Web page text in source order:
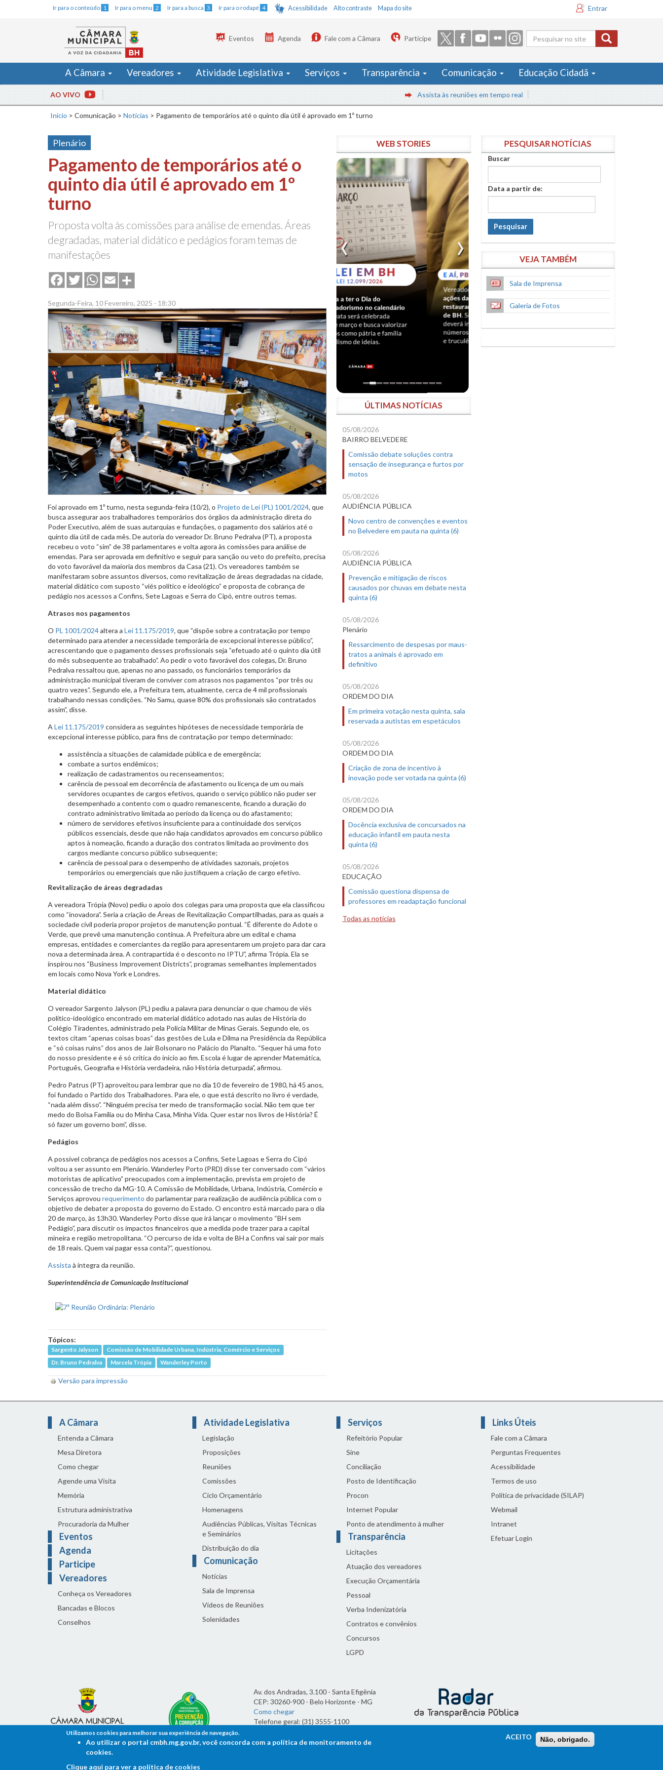
Ir para o conteúdo 1 Ir para o menu 2 Ir para a busca 3 Ir para o rodapé 4 Acessibilidade Alto contraste Mapa do site Entrar
Formulário
de busca
Eventos Agenda Fale com a Câmara Participe
A Câmara Vereadores Atividade Legislativa Serviços Transparência Comunicação Educação Cidadã
AO VIVO Assista às reuniões em tempo real
Início > Comunicação > Notícias > Pagamento de temporários até o quinto dia útil é aprovado em 1º turno
Plenário
Pagamento de temporários até o
quinto dia útil é aprovado em 1º
turno
Proposta volta às comissões para análise de emendas. Áreas
degradadas, material didático e pedágios foram temas de
manifestações
FacebookTwitterWhatsApp
Email
Segunda-Feira, 10 Fevereiro, 2025 - 18:30
Foi aprovado em 1º turno, nesta segunda-feira (10/2), o Projeto de Lei (PL) 1001/2024, que
busca assegurar aos trabalhadores temporários dos órgãos da administração direta do
Poder Executivo, além de suas autarquias e fundações, o pagamento dos salários até o
quinto dia útil de cada mês. De autoria do vereador Dr. Bruno Pedralva (PT), a proposta
recebeu o voto “sim” de 38 parlamentares e volta agora às comissões para análise de
emendas. Para ser aprovada em definitivo e seguir para sanção ou veto do prefeito, precisa
do voto favorável da maioria dos membros da Casa (21). Os vereadores também se
manifestaram sobre assuntos diversos, como revitalização de áreas degradadas na cidade,
material didático com suposto “viés político e ideológico” e proposta de cobrança de
pedágio nos acessos a Confins, Sete Lagoas e Serra do Cipó, entre outros temas.
Atrasos nos pagamentos
O PL 1001/2024altera a Lei 11.175/2019, que “dispõe sobre a contratação por tempo
determinado para atender a necessidade temporária de excepcional interesse público”,
acrescentando que o pagamento desses profissionais seja “efetuado até o quinto dia útil
do mês subsequente ao trabalhado”. Ao pedir o voto favorável dos colegas, Dr. Bruno
Pedralva ressaltou que, apenas no ano passado, os funcionários temporários da
administração municipal tiveram de conviver com atrasos nos pagamentos “por três ou
quatro vezes”. Segundo ele, a Prefeitura tem, atualmente, cerca de 4 mil profissionais
trabalhando nessas condições. “No Samu, quase 80% dos profissionais são contratados
assim”, disse.
A Lei 11.175/2019 considera as seguintes hipóteses de necessidade temporária de
excepcional interesse público, para fins de contratação por tempo determinado:
assistência a situações de calamidade pública e de emergência;
combate a surtos endêmicos;
realização de cadastramentos ou recenseamentos;
carência de pessoal em decorrência de afastamento ou licença de um ou mais
servidores ocupantes de cargos efetivos, quando o serviço público não puder ser
desempenhado a contento com o quadro remanescente, ficando a duração do
contrato administrativo limitada ao período da licença ou do afastamento;
número de servidores efetivos insuficiente para a continuidade dos serviços
públicos essenciais, desde que não haja candidatos aprovados em concurso público
aptos à nomeação, ficando a duração dos contratos limitada ao provimento dos
cargos mediante concurso público subsequente;
carência de pessoal para o desempenho de atividades sazonais, projetos
temporários ou emergenciais que não justifiquem a criação de cargo efetivo.
Revitalização de áreas degradadas
A vereadora Trópia (Novo) pediu o apoio dos colegas para uma proposta que ela classificou
como “inovadora”. Seria a criação de Áreas de Revitalização Compartilhadas, para as quais a
sociedade civil poderia propor projetos de manutenção pontual. “É diferente do Adote o
Verde, que prevê uma manutenção contínua. A Prefeitura abre um edital e chama
empresas, entidades e comerciantes da região para apresentarem um projeto para dar cara
nova a determinada área. A contrapartida é o desconto no IPTU”, afirma Trópia. Ela se
inspirou nos “Business Improvement Districts”, programas semelhantes implementados
em locais como Nova York e Londres.
Material didático
O vereador Sargento Jalyson (PL) pediu a palavra para denunciar o que chamou de viés
político-ideológico encontrado em material didático adotado nas aulas de História do
Colégio Tiradentes, administrado pela Polícia Militar de Minas Gerais. Segundo ele, os
textos citam “apenas coisas boas” das gestões de Lula e Dilma na Presidência da República
e “só coisas ruins” dos anos de Jair Bolsonaro no Palácio do Planalto. “Sequer há uma foto
do nosso presidente e é só crítica do início ao fim. Escola é lugar de aprender Matemática,
Português, Geografia e História verdadeira, não História deturpada”, afirmou.
Pedro Patrus (PT) aproveitou para lembrar que no dia 10 de fevereiro de 1980, há 45 anos,
foi fundado o Partido dos Trabalhadores. Para ele, o que está descrito no livro é verdade,
“nada além disso”. “Ninguém precisa ter medo de transformação social. Não tem que ter
medo do Bolsa Família ou do Minha Casa, Minha Vida. Quer estar nos livros de História? É
só fazer um governo bom”, disse.
Pedágios
A possível cobrança de pedágios nos acessos a Confins, Sete Lagoas e Serra do Cipó
voltou a ser assunto em Plenário. Wanderley Porto (PRD) disse ter conversado com “vários
motoristas de aplicativo” preocupados com a implementação, prevista em projeto de
concessão de trecho da MG-10. A Comissão de Mobilidade, Urbana, Indústria, Comércio e
Serviços aprovou requerimento do parlamentar para realização de audiência pública com o
objetivo de debater a proposta do governo do Estado. O encontro está marcado para o dia
20 de março, às 13h30. Wanderley Porto disse que irá lançar o movimento “BH sem
Pedágio”, para discutir os impactos financeiros que a medida pode trazer para a capital
mineira e região metropolitana. “O percurso de ida e volta de BH a Confins vai sair por mais
de 18 reais. Quem vai pagar essa conta?”, questionou.
Assista à íntegra da reunião.
Superintendência de Comunicação Institucional
Tópicos:
Sargento Jalyson
Comissão de Mobilidade Urbana, Indústria, Comércio e Serviços
Dr. Bruno Pedralva
Marcela Trópia Wanderley Porto
Versão para impressão
WEB STORIES
ÚLTIMAS NOTÍCIAS
05/08/2026
BAIRRO BELVEDERE
Comissão debate soluções contra
sensação de insegurança e furtos por
motos
05/08/2026
AUDIÊNCIA PÚBLICA
Novo centro de convenções e eventos
no Belvedere em pauta na quinta (6)
05/08/2026
AUDIÊNCIA PÚBLICA
Prevenção e mitigação de riscos
causados por chuvas em debate nesta
quinta (6)
05/08/2026
Plenário
Ressarcimento de despesas por maus-
tratos a animais é aprovado em
definitivo
05/08/2026
ORDEM DO DIA
Em primeira votação nesta quinta, sala
reservada a autistas em espetáculos
05/08/2026
ORDEM DO DIA
Criação de zona de incentivo à
inovação pode ser votada na quinta (6)
05/08/2026
ORDEM DO DIA
Docência exclusiva de concursados na
educação infantil em pauta nesta
quinta (6)
05/08/2026
EDUCAÇÃO
Comissão questiona dispensa de
professores em readaptação funcional
Todas as notícias
PESQUISAR NOTÍCIAS
Buscar
Data a partir de:
Pesquisar
VEJA TAMBÉM
Sala de Imprensa
Galeria de Fotos
A Câmara
Entenda a Câmara
Mesa Diretora
Como chegar
Agende uma Visita
Memória
Estrutura administrativa
Procuradoria da Mulher
Eventos
Agenda
Participe
Vereadores
Conheça os Vereadores
Bancadas e Blocos
Conselhos
Atividade Legislativa
Legislação
Proposições
Reuniões
Comissões
Ciclo Orçamentário
Homenagens
Audiências Públicas, Visitas Técnicas
e Seminários
Distribuição do dia
Comunicação
Notícias
Sala de Imprensa
Vídeos de Reuniões
Solenidades
Serviços
Refeitório Popular
Sine
Conciliação
Posto de Identificação
Procon
Internet Popular
Ponto de atendimento à mulher
Transparência
Licitações
Atuação dos vereadores
Execução Orçamentária
Pessoal
Verba Indenizatória
Contratos e convênios
Concursos
LGPD
Links Úteis
Fale com a Câmara
Perguntas Frequentes
Acessibilidade
Termos de uso
Política de privacidade (SILAP)
Webmail
Intranet
Efetuar Login
Av. dos Andradas, 3.100 - Santa Efigênia
CEP: 30260-900 - Belo Horizonte - MG
Como chegar
Telefone geral: (31) 3555-1100
7h às 19h
Utilizamos cookies para melhorar sua experiência de navegação.
Ao utilizar o portal cmbh.mg.gov.br, você concorda com a política de monitoramento de
cookies.
Clique aqui para ver a política de cookies
ACEITO Não, obrigado.